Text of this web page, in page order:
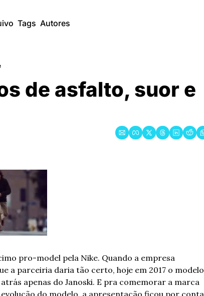
Tags Autores
de asfalto, suor e
pro-model pela Nike. Quando a empresa
a parceiria daria tão certo, hoje em 2017 o modelo
apenas do Janoski. E pra comemorar a marca
do modelo, a apresentação ficou por conta